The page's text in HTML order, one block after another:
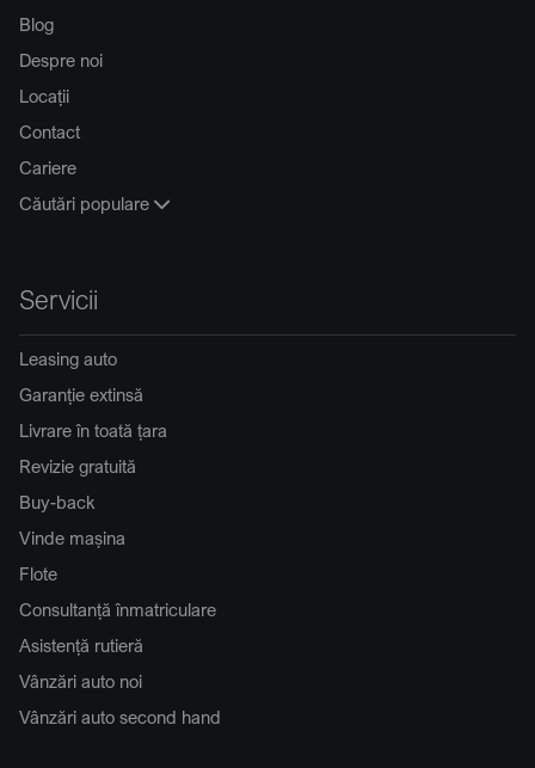
Blog
Despre noi
Locații
Contact
Cariere
Căutări populare
Servicii
Leasing auto
Garanție extinsă
Livrare în toată țara
Revizie gratuită
Buy-back
Vinde mașina
Flote
Consultanță înmatriculare
Asistență rutieră
Vânzări auto noi
Vânzări auto second hand